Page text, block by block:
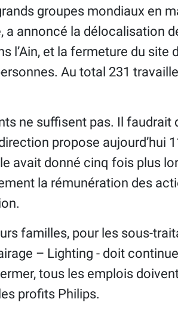
groupes mondiaux en
a annoncé la délocalisation
l’Ain, et la fermeture du site
Au total 231
ne suffisent pas. Il faudrait
propose aujourd’hui
avait donné cinq fois plus
la rémunération des
familles, pour les sous-
– Lighting - doit
tous les emplois
profits Philips.